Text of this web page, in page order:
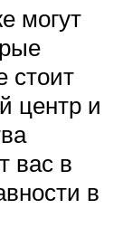
могут
стоит
центр и
вас в
в